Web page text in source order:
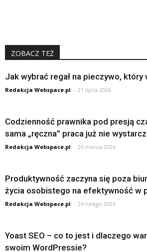
ZOBACZ TEŻ
Jak wybrać regał na pieczywo,
Redakcja Webspace.pl - 21 lipca 2026
Codzienność prawnika pod presją
sama „ręczna” praca już nie
Redakcja Webspace.pl - 26 marca 2026
Produktywność zaczyna się poza
życia osobistego na efektywność w
Redakcja Webspace.pl - 24 lutego 2026
Yoast SEO – co to jest i dlaczego
swoim WordPressie?